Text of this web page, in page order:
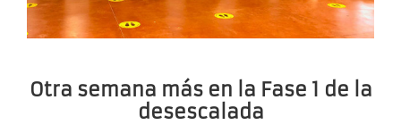
Otra semana más en la Fase 1 de la
desescalada